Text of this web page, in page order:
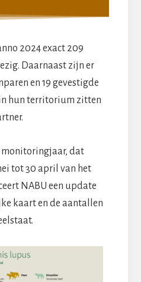
2024 exact 209
Daarnaast zijn er
en 19 gevestigde
hun territorium zitten
monitoringjaar, dat
tot 30 april van het
NABU een update
kaart en de aantallen